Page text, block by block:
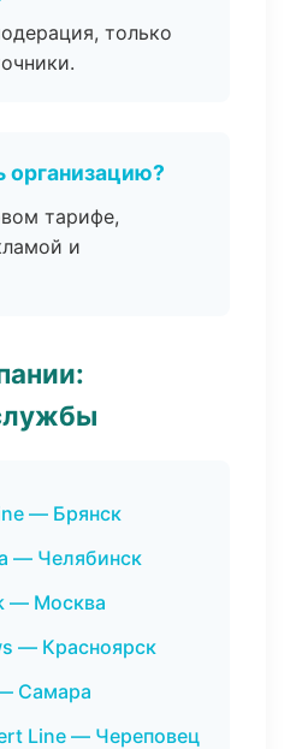
только
организацию?
тарифе,
и
— Брянск
— Челябинск
— Москва
— Красноярск
Самара
Line — Череповец